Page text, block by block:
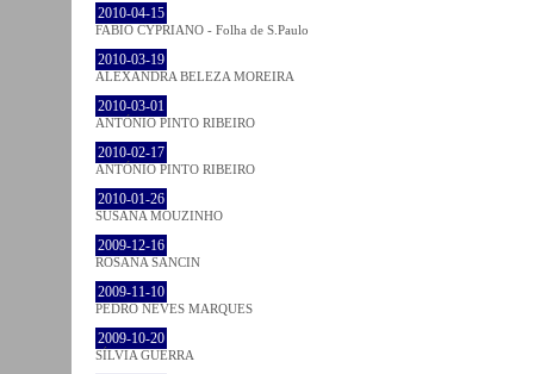
2010-04-15
FABIO CYPRIANO - Folha de S.Paulo
2010-03-19
ALEXANDRA BELEZA MOREIRA
2010-03-01
ANTÓNIO PINTO RIBEIRO
2010-02-17
ANTÓNIO PINTO RIBEIRO
2010-01-26
SUSANA MOUZINHO
2009-12-16
ROSANA SANCIN
2009-11-10
PEDRO NEVES MARQUES
2009-10-20
SÍLVIA GUERRA